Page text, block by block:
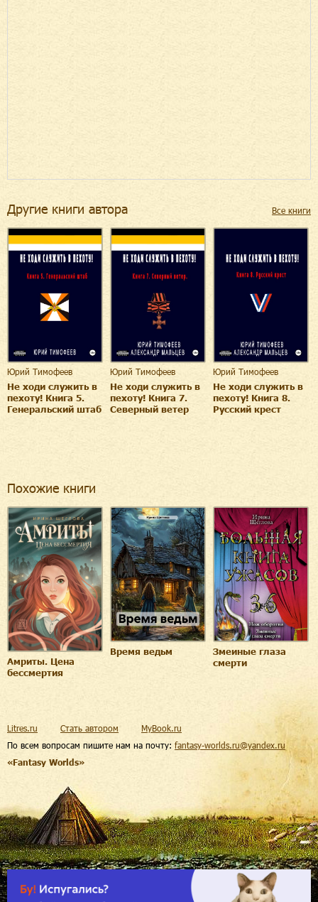
Другие книги автора Все книги
Юрий Тимофеев
Не ходи служить в
пехоту! Книга 5.
Генеральский штаб
Юрий Тимофеев
Не ходи служить в
пехоту! Книга 7.
Северный ветер
Юрий Тимофеев
Не ходи служить в
пехоту! Книга 8.
Русский крест
Похожие книги
Амриты. Цена
бессмертия
Время ведьм
Змеиные глаза
смерти
По всем вопросам пишите нам на почту: fantasy-worlds.ru@yandex.ru
«Fantasy Worlds»
Litres.ru Стать автором MyBook.ru